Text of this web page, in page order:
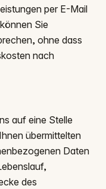
per E-Mail
Sie
ohne dass
nach
auf eine Stelle
übermittelten
Daten
des